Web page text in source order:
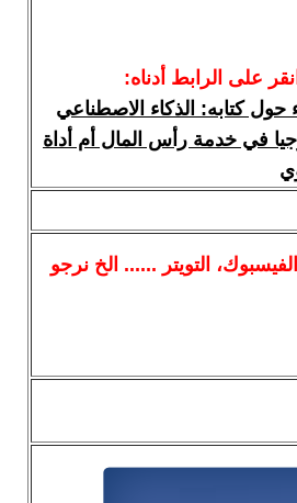
على الرابط أدناه:
كتابه: الذكاء الاصطناعي
في خدمة رأس المال أم أداة
، التويتر ...... الخ نرجو